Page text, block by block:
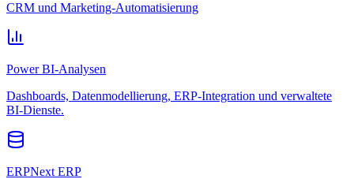
CRM und Marketing-Automatisierung
Power BI-Analysen
Dashboards, Datenmodellierung, ERP-Integration und verwaltete
BI-Dienste.
ERPNext ERP